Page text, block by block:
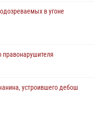
в угоне
правонарушителя
устроившего дебош